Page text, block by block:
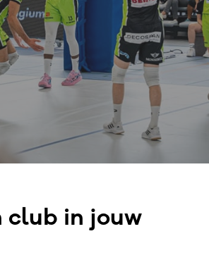
club in jouw